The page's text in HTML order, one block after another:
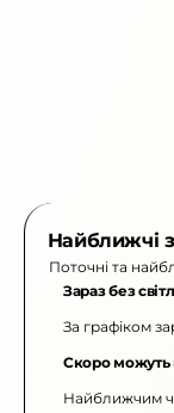
Найближчі
Поточні та
Зараз без
За графіком
Скоро можуть
Найближчим